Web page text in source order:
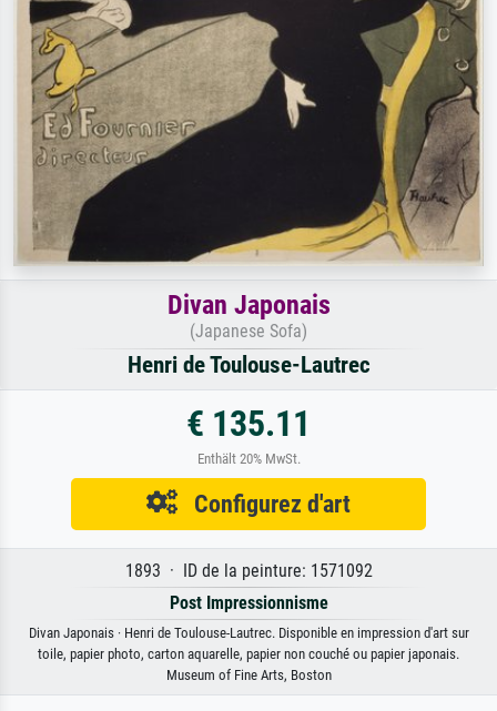
Divan Japonais
(Japanese Sofa)
Henri de Toulouse-Lautrec
€ 135.11
Enthält 20% MwSt.
Configurez d'art
1893 · ID de la peinture: 1571092
Post Impressionnisme
Divan Japonais · Henri de Toulouse-Lautrec. Disponible en impression d'art sur
toile, papier photo, carton aquarelle, papier non couché ou papier japonais.
Museum of Fine Arts, Boston